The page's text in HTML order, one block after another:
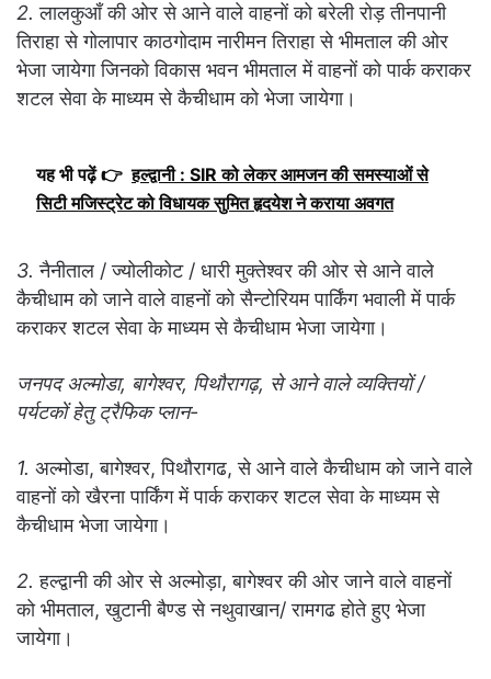
2. लालकुआँ की ओर से आने वाले वाहनों को बरेली रोड़ तीनपानी
तिराहा से गोलापार काठगोदाम नारीमन तिराहा से भीमताल की ओर
भेजा जायेगा जिनको विकास भवन भीमताल में वाहनों को पार्क कराकर
शटल सेवा के माध्यम से कैचीधाम को भेजा जायेगा।
यह भी पढ़ें 👉 हल्द्वानी : SIR को लेकर आमजन की समस्याओं से
सिटी मजिस्ट्रेट को विधायक सुमित हृदयेश ने कराया अवगत
3. नैनीताल / ज्योलीकोट / धारी मुक्तेश्वर की ओर से आने वाले
कैचीधाम को जाने वाले वाहनों को सैन्टोरियम पार्किंग भवाली में पार्क
कराकर शटल सेवा के माध्यम से कैचीधाम भेजा जायेगा।
जनपद अल्मोडा, बागेश्वर, पिथौरागढ़, से आने वाले व्यक्तियों /
पर्यटकों हेतु ट्रैफिक प्लान-
1. अल्मोडा, बागेश्वर, पिथौरागढ, से आने वाले कैचीधाम को जाने वाले
वाहनों को खैरना पार्किंग में पार्क कराकर शटल सेवा के माध्यम से
कैचीधाम भेजा जायेगा।
2. हल्द्वानी की ओर से अल्मोड़ा, बागेश्वर की ओर जाने वाले वाहनों
को भीमताल, खुटानी बैण्ड से नथुवाखान/ रामगढ होते हुए भेजा
जायेगा।